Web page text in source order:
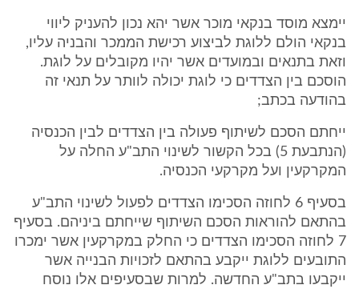
יימצא מוסד בנקאי מוכר אשר יהא נכון להעניק ליווי
בנקאי הולם ללוגת לביצוע רכישת הממכר והבניה עליו,
וזאת בתנאים ובמועדים אשר יהיו מקובלים על לוגת.
הוסכם בין הצדדים כי לוגת יכולה לוותר על תנאי זה
בהודעה בכתב;
ייחתם הסכם לשיתוף פעולה בין הצדדים לבין הכנסיה
(הנתבעת 5) בכל הקשור לשינוי התב"ע החלה על
המקרקעין ועל מקרקעי הכנסיה.
בסעיף 6 לחוזה הסכימו הצדדים לפעול לשינוי התב"ע
בהתאם להוראות הסכם השיתוף שייחתם ביניהם. בסעיף
7 לחוזה הסכימו הצדדים כי החלק במקרקעין אשר ימכרו
התובעים ללוגת ייקבע בהתאם לזכויות הבנייה אשר
ייקבעו בתב"ע החדשה. למרות שבסעיפים אלו נוסח